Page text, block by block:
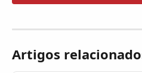
Artigos